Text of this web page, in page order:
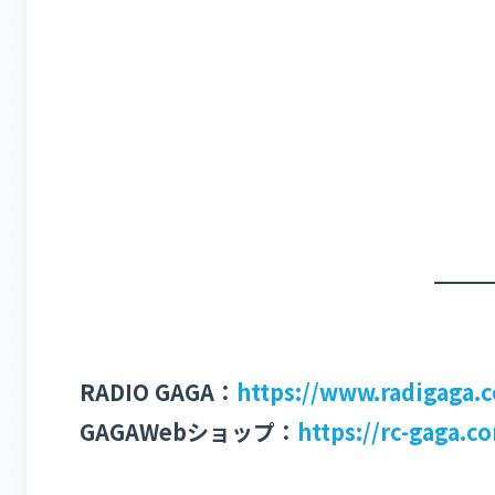
RADIO GAGA： https://
GAGAWebショップ： https://rc-